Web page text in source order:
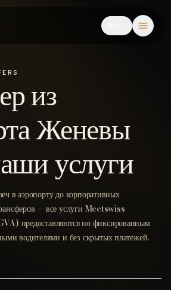
из
Женевы
услуги
в аэропорту до корпоративных
— все услуги Meetswiss
предоставляются по фиксированным
водителями и без скрытых платежей.